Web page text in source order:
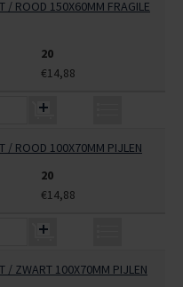
/ ROOD 150X60MM FRAGILE
20
€14,88
/ ROOD 100X70MM PIJLEN
20
€14,88
/ ZWART 100X70MM PIJLEN